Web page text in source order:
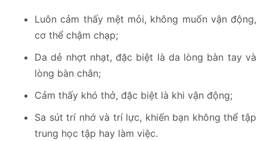
Luôn cảm thấy mệt mỏi, không muốn vận động,
cơ thể chậm chạp;
Da dẻ nhợt nhạt, đặc biệt là da lòng bàn tay và
lòng bàn chân;
Cảm thấy khó thở, đặc biệt là khi vận động;
Sa sút trí nhớ và trí lực, khiến bạn không thể tập
trung học tập hay làm việc.